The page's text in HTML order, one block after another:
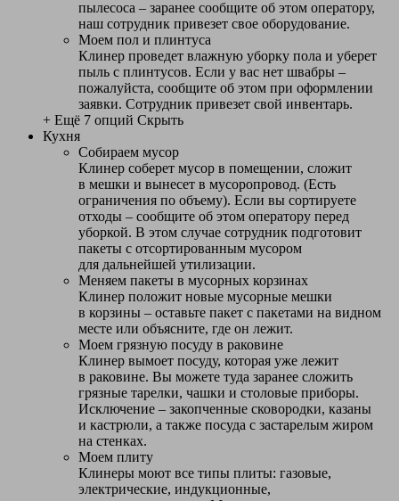
пылесоса – заранее сообщите об этом оператору,
наш сотрудник привезет свое оборудование.
Моем пол и плинтуса
Клинер проведет влажную уборку пола и уберет
пыль с плинтусов. Если у вас нет швабры –
пожалуйста, сообщите об этом при оформлении
заявки. Сотрудник привезет свой инвентарь.
+ Ещё 7 опций Скрыть
Кухня
Собираем мусор
Клинер соберет мусор в помещении, сложит
в мешки и вынесет в мусоропровод. (Есть
ограничения по объему). Если вы сортируете
отходы – сообщите об этом оператору перед
уборкой. В этом случае сотрудник подготовит
пакеты с отсортированным мусором
для дальнейшей утилизации.
Меняем пакеты в мусорных корзинах
Клинер положит новые мусорные мешки
в корзины – оставьте пакет с пакетами на видном
месте или объясните, где он лежит.
Моем грязную посуду в раковине
Клинер вымоет посуду, которая уже лежит
в раковине. Вы можете туда заранее сложить
грязные тарелки, чашки и столовые приборы.
Исключение – закопченные сковородки, казаны
и кастрюли, а также посуда с застарелым жиром
на стенках.
Моем плиту
Клинеры моют все типы плиты: газовые,
электрические, индукционные,